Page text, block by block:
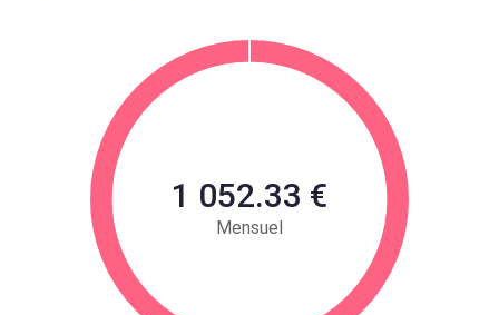
1 052.33 €
Mensuel